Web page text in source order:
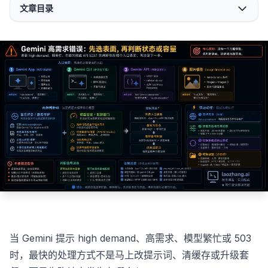
文章目录
当 Gemini 提示 high demand、高需求、模型繁忙或 503
时，最快的处理方式不是马上改提示词、清缓存或升级套